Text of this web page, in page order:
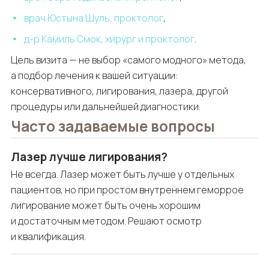
врач Юстына Шуль, проктолог,
д-р Камиль Смок, хирург и проктолог.
Цель визита — не выбор «самого модного» метода,
а подбор лечения к вашей ситуации:
консервативного, лигирования, лазера, другой
процедуры или дальнейшей диагностики.
Часто задаваемые вопросы
Лазер лучше лигирования?
Не всегда. Лазер может быть лучше у отдельных
пациентов, но при простом внутреннем геморрое
лигирование может быть очень хорошим
и достаточным методом. Решают осмотр
и квалификация.